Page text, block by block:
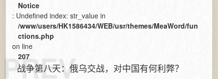
Notice
: Undefined index: str_value in
/www/users/HK1586434/WEB/usr/themes/MeaWord/fun
ctions.php
on line
207
PREV
战争第八天：俄乌交战，对中国有何利弊？